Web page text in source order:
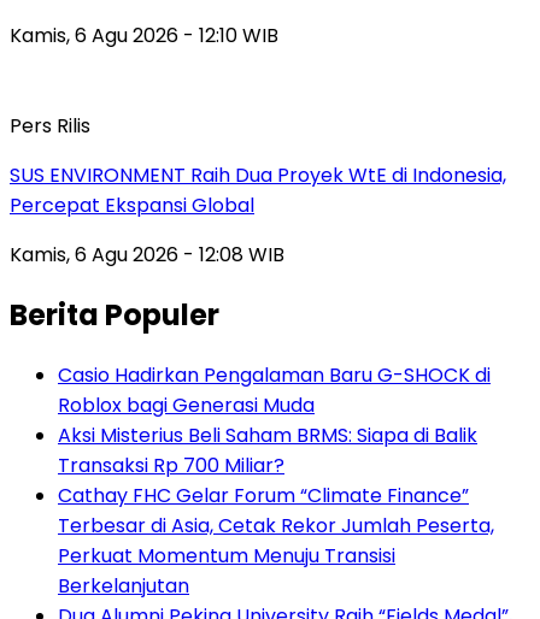
Kamis, 6 Agu 2026 - 12:10 WIB
Pers Rilis
SUS ENVIRONMENT Raih Dua Proyek WtE di Indonesia,
Percepat Ekspansi Global
Kamis, 6 Agu 2026 - 12:08 WIB
Berita Populer
Casio Hadirkan Pengalaman Baru G-SHOCK di
Roblox bagi Generasi Muda
Aksi Misterius Beli Saham BRMS: Siapa di Balik
Transaksi Rp 700 Miliar?
Cathay FHC Gelar Forum “Climate Finance”
Terbesar di Asia, Cetak Rekor Jumlah Peserta,
Perkuat Momentum Menuju Transisi
Berkelanjutan